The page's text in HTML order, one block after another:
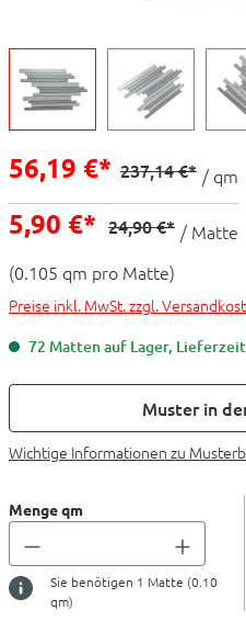
56,19 €* 237,14 €* / qm
5,90 €* 24,90 €* / Matte
(0.105 qm pro Matte)
Preise inkl. MwSt. zzgl.
72 Matten auf Lager,
Muster in
Wichtige Informationen zu
Menge qm
Sie benötigen 1 Matte (0.10
qm)